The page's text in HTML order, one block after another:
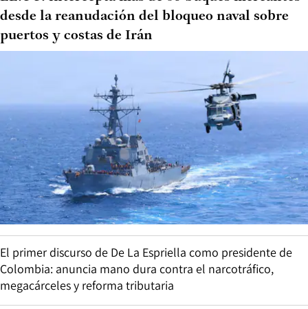
desde la reanudación del bloqueo naval sobre
puertos y costas de Irán
El primer discurso de De La Espriella como presidente de
Colombia: anuncia mano dura contra el narcotráfico,
megacárceles y reforma tributaria